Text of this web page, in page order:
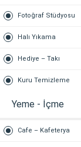
Fotoğraf Stüdyosu
Halı Yıkama
Hediye – Takı
Kuru Temizleme
Yeme - İçme
Cafe – Kafeterya